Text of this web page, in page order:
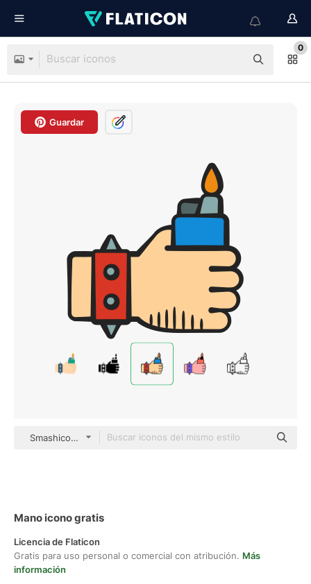
0
Guardar
Smashicons color hand-drawn
Mano icono gratis
Licencia de Flaticon
Gratis para uso personal o comercial con atribución. Más
información